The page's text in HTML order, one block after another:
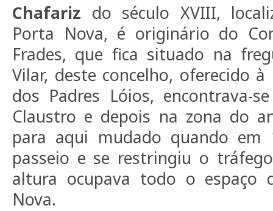
Chafariz do século XVIII,
Porta Nova, é originário do
Frades, que fica situado na
Vilar, deste concelho, oferecido
dos Padres Lóios, encontrava-
Claustro e depois na zona do
para aqui mudado quando em
passeio e se restringiu o
altura ocupava todo o espaço
Nova.